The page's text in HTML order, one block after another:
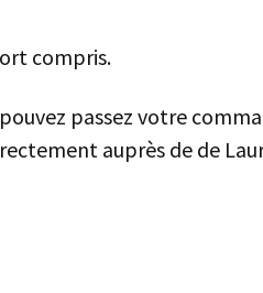
compris.
passez votre
auprès de de